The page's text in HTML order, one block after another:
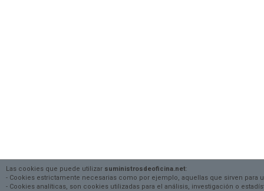
Las cookies que puede utilizar suministrosdeoficina.net:
- Cookies estrictamente necesarias como por ejemplo, aquellas que sirven
- Cookies analíticas, son cookies utilizadas para el análisis, investigación o